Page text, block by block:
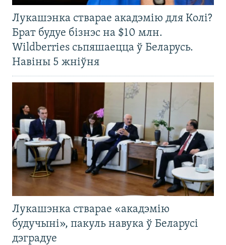
Лукашэнка стварае акадэмію для Колі?
Брат будуе бізнэс на $10 млн.
Wildberries сьпяшаецца ў Беларусь.
Навіны 5 жніўня
Лукашэнка стварае «акадэмію
будучыні», пакуль навука ў Беларусі
дэградуе